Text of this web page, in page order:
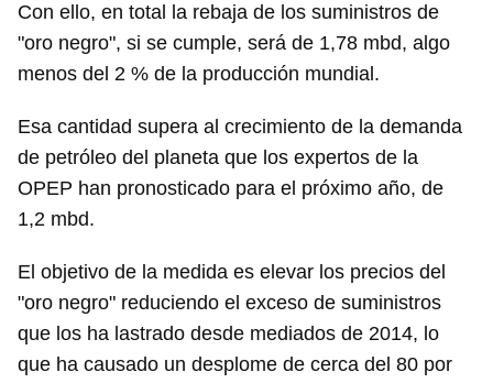
Con ello, en total la rebaja de los suministros de
"oro negro", si se cumple, será de 1,78 mbd, algo
menos del 2 % de la producción mundial.
Esa cantidad supera al crecimiento de la demanda
de petróleo del planeta que los expertos de la
OPEP han pronosticado para el próximo año, de
1,2 mbd.
El objetivo de la medida es elevar los precios del
"oro negro" reduciendo el exceso de suministros
que los ha lastrado desde mediados de 2014, lo
que ha causado un desplome de cerca del 80 por